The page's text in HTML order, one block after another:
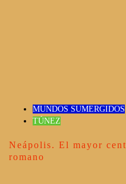
MUNDOS SUMERGIDOS
TÚNEZ
Neápolis. El mayor
romano